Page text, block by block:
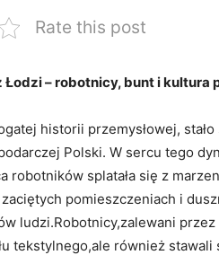
Rate this post
– robotnicy, bunt i kultura
historii przemysłowej,
Polski. W sercu tego
robotników splatała się z
pomieszczeniach i
ludzi.Robotnicy,zalewani
tekstylnego,ale również